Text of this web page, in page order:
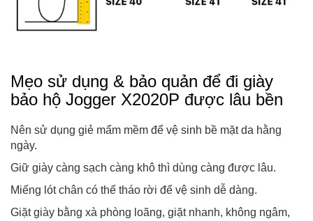
Mẹo sử dụng & bảo quản để đi giày
bảo hộ Jogger X2020P được lâu bền
Nên sử dụng giẻ mẩm mềm để vệ sinh bề mặt da hằng
ngày.
Giữ giày càng sạch càng khô thì dùng càng được lâu.
Miếng lót chân có thể tháo rời để vệ sinh dễ dàng.
Giặt giày bằng xà phòng loãng, giặt nhanh, không ngâm,